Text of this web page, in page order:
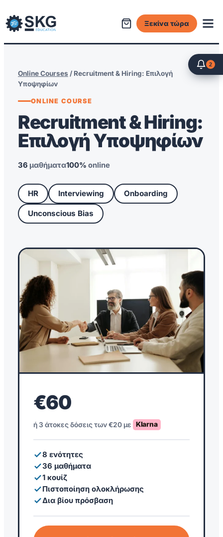
Ξεκίνα τώρα
Online Courses / Recruitment & Hiring: Επιλογή
Υποψηφίων
ONLINE COURSE
Recruitment & Hiring:
Επιλογή Υποψηφίων
36 μαθήματα100% online
HR Interviewing Onboarding
Unconscious Bias
€60
ή 3 άτοκες δόσεις των €20 με Klarna
8 ενότητες
36 μαθήματα
1 κουίζ
Πιστοποίηση ολοκλήρωσης
Δια βίου πρόσβαση
2